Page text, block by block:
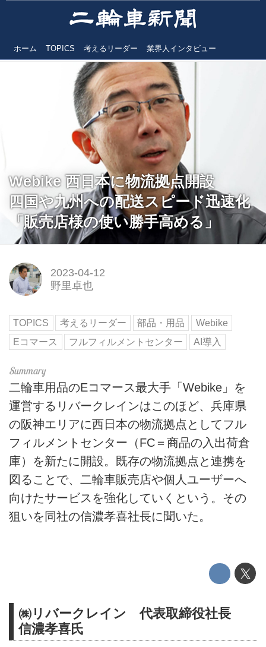
ホーム TOPICS 考えるリーダー 業界人インタビュー
Webike 西日本に物流拠点開設
四国や九州への配送スピード迅速化
「販売店様の使い勝手高める」
2023-04-12
野里卓也
TOPICS 考えるリーダー 部品・用品
Webike
Eコマース
フルフィルメントセンター AI導入
二輪車用品のEコマース最大手「Webike」を
運営するリバークレインはこのほど、兵庫県
の阪神エリアに西日本の物流拠点としてフル
フィルメントセンター（FC＝商品の入出荷倉
庫）を新たに開設。既存の物流拠点と連携を
図ることで、二輪車販売店や個人ユーザーへ
向けたサービスを強化していくという。その
狙いを同社の信濃孝喜社長に聞いた。
㈱リバークレイン 代表取締役社長
信濃孝喜氏